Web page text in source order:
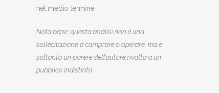
nel medio termine.
Nota bene: questa analisi non è una
sollecitazione a comprare o operare, ma è
soltanto un parere dell’autore rivolta a un
pubblico indistinto.